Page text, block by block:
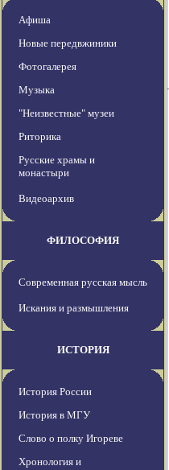
Афиша
Новые передвжиники
Фотогалерея
Музыка
"Неизвестные" музеи
Риторика
Русские храмы и
монастыри
Видеоархив
ФИЛОСОФИЯ
Современная русская мысль
Искания и размышления
ИСТОРИЯ
История России
История в МГУ
Слово о полку Игореве
Хронология и